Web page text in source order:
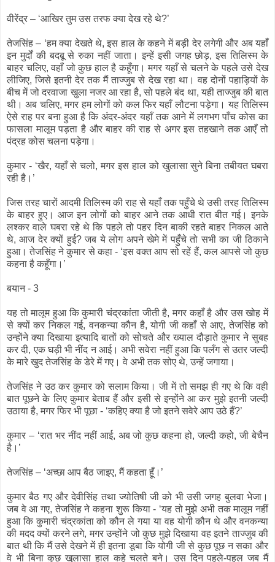
वीरेंद्र – ‘आखिर तुम उस तरफ क्या देख रहे थे?’
तेजसिंह – ‘हम क्या देखते थे, इस हाल के कहने में बड़ी देर लगेगी और अब यहाँ
इन मुर्दों की बदबू से रुका नहीं जाता। इन्हें इसी जगह छोड़, इस तिलिस्म के
बाहर चलिए, वहाँ जो कुछ हाल है कहूँगा। मगर यहाँ से चलने के पहले उसे देख
लीजिए, जिसे इतनी देर तक मैं ताज्जुब से देख रहा था। वह दोनों पहाड़ियों के
बीच में जो दरवाजा खुला नजर आ रहा है, सो पहले बंद था, यही ताज्जुब की बात
थी। अब चलिए, मगर हम लोगों को कल फिर यहाँ लौटना पड़ेगा। यह तिलिस्म
ऐसे राह पर बना हुआ है कि अंदर-अंदर यहाँ तक आने में लगभग पाँच कोस का
फासला मालूम पड़ता है और बाहर की राह से अगर इस तहखाने तक आएँ तो
पंद्रह कोस चलना पड़ेगा।
कुमार - ‘खैर, यहाँ से चलो, मगर इस हाल को खुलासा सुने बिना तबीयत घबरा
रही है।’
जिस तरह चारों आदमी तिलिस्म की राह से यहाँ तक पहुँचे थे उसी तरह तिलिस्म
के बाहर हुए। आज इन लोगों को बाहर आने तक आधी रात बीत गई। इनके
लश्कर वाले घबरा रहे थे कि पहले तो पहर दिन बाकी रहते बाहर निकल आते
थे, आज देर क्यों हुई? जब ये लोग अपने खेमे में पहुँचे तो सभी का जी ठिकाने
हुआ। तेजसिंह ने कुमार से कहा - ‘इस वक्त आप सो रहें हैं, कल आपसे जो कुछ
कहना है कहूँगा।’
बयान - 3
यह तो मालूम हुआ कि कुमारी चंद्रकांता जीती है, मगर कहाँ है और उस खोह में
से क्यों कर निकल गई, वनकन्या कौन है, योगी जी कहाँ से आए, तेजसिंह को
उन्होंने क्या दिखाया इत्यादि बातों को सोचते और ख्याल दौड़ाते कुमार ने सुबह
कर दी, एक घड़ी भी नींद न आई। अभी सवेरा नहीं हुआ कि पलँग से उतर जल्दी
के मारे खुद तेजसिंह के डेरे में गए। वे अभी तक सोए थे, उन्हें जगाया।
तेजसिंह ने उठ कर कुमार को सलाम किया। जी में तो समझ ही गए थे कि वही
बात पूछने के लिए कुमार बेताब हैं और इसी से इन्होंने आ कर मुझे इतनी जल्दी
उठाया है, मगर फिर भी पूछा - ‘कहिए क्या है जो इतने सवेरे आप उठे हैं?’
कुमार – ‘रात भर नींद नहीं आई, अब जो कुछ कहना हो, जल्दी कहो, जी बेचैन
है।’
तेजसिंह – ‘अच्छा आप बैठ जाइए, मैं कहता हूँ।’
कुमार बैठ गए और देवीसिंह तथा ज्योतिषी जी को भी उसी जगह बुलवा भेजा।
जब वे आ गए, तेजसिंह ने कहना शुरू किया - ‘यह तो मुझे अभी तक मालूम नहीं
हुआ कि कुमारी चंद्रकांता को कौन ले गया या वह योगी कौन थे और वनकन्या
की मदद क्यों करने लगे, मगर उन्होंने जो कुछ मुझे दिखाया वह इतने ताज्जुब की
बात थी कि मैं उसे देखने में ही इतना डूबा कि योगी जी से कुछ पूछ न सका और
वे भी बिना कुछ खुलासा हाल कहे चलते बने। उस दिन पहले-पहल जब मैं